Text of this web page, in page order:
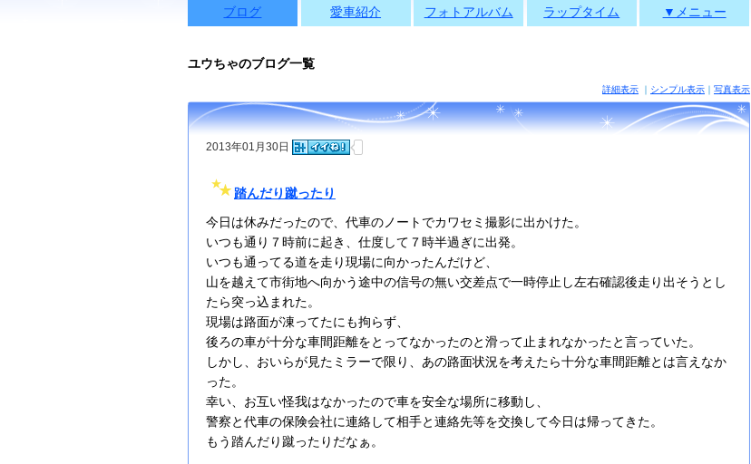
ブログ 愛車紹介 フォトアルバム ラップタイム ▼メニュー
ユウちゃのブログ一覧
詳細表示 ｜ シンプル表示 ｜ 写真表示
2013年01月30日
踏んだり蹴ったり
今日は休みだったので、代車のノートでカワセミ撮影に出かけた。
いつも通り７時前に起き、仕度して７時半過ぎに出発。
いつも通ってる道を走り現場に向かったんだけど、
山を越えて市街地へ向かう途中の信号の無い交差点で一時停止し左右確認後走り出そうとし
たら突っ込まれた。
現場は路面が凍ってたにも拘らず、
後ろの車が十分な車間距離をとってなかったのと滑って止まれなかったと言っていた。
しかし、おいらが見たミラーで限り、あの路面状況を考えたら十分な車間距離とは言えなか
った。
幸い、お互い怪我はなかったので車を安全な場所に移動し、
警察と代車の保険会社に連絡して相手と連絡先等を交換して今日は帰ってきた。
もう踏んだり蹴ったりだなぁ。